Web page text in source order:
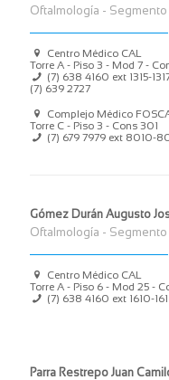
Oftalmología - Segmento
Centro Médico CAL
Torre A - Piso 3 - Mod 7 -
(7) 638 4160 ext 1315-
(7) 639 2727
Complejo Médico
Torre C - Piso 3 - Cons 301
(7) 679 7979 ext 8010-
Gómez Durán Augusto
Oftalmología - Segmento
Centro Médico CAL
Torre A - Piso 6 - Mod 25 -
(7) 638 4160 ext 1610-
Parra Restrepo Juan